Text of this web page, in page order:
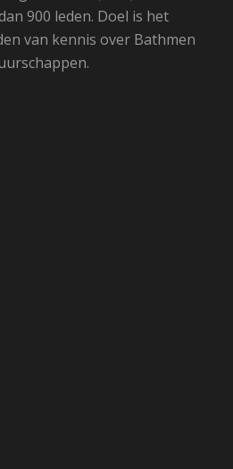
900 leden. Doel is het
van kennis over Bathmen